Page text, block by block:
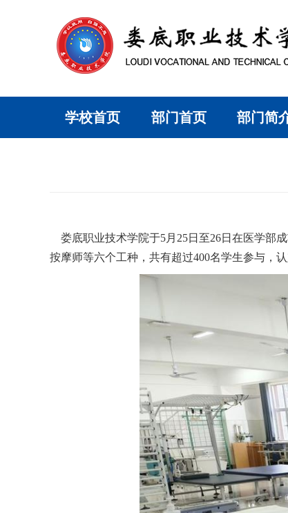
学校首页 部门首页 部门简
娄底职业技术学院于5月25日至26日在医学部
按摩师等六个工种，共有超过400名学生参与，认